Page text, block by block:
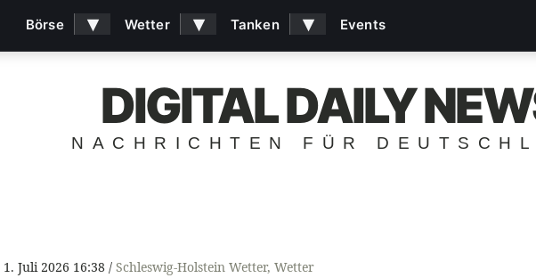
DIGITAL DAILY
NACHRICHTEN FÜR
1. Juli 2026 16:38 Schleswig-Holstein Wetter, Wetter
Börse ▾ Wetter ▾ Tanken ▾ Events